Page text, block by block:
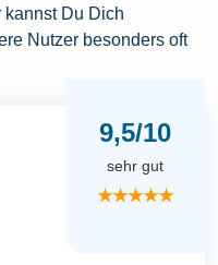
kannst Du Dich
Nutzer besonders oft
9,5/10
sehr gut
★★★★★